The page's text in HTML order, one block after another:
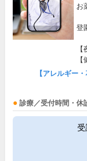
お
登
【アレルギー
診療／受付時間・休